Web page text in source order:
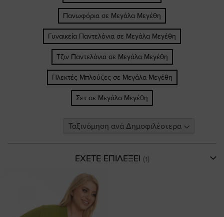
Πανωφόρια σε Μεγάλα Μεγέθη
Γυναικεία Παντελόνια σε Μεγάλα Μεγέθη
Τζιν Παντελόνια σε Μεγάλα Μεγέθη
Πλεκτές Μπλούζες σε Μεγάλα Μεγέθη
Σετ σε Μεγάλα Μεγέθη
ΕΧΕΤΕ ΕΠΙΛΕΞΕΙ